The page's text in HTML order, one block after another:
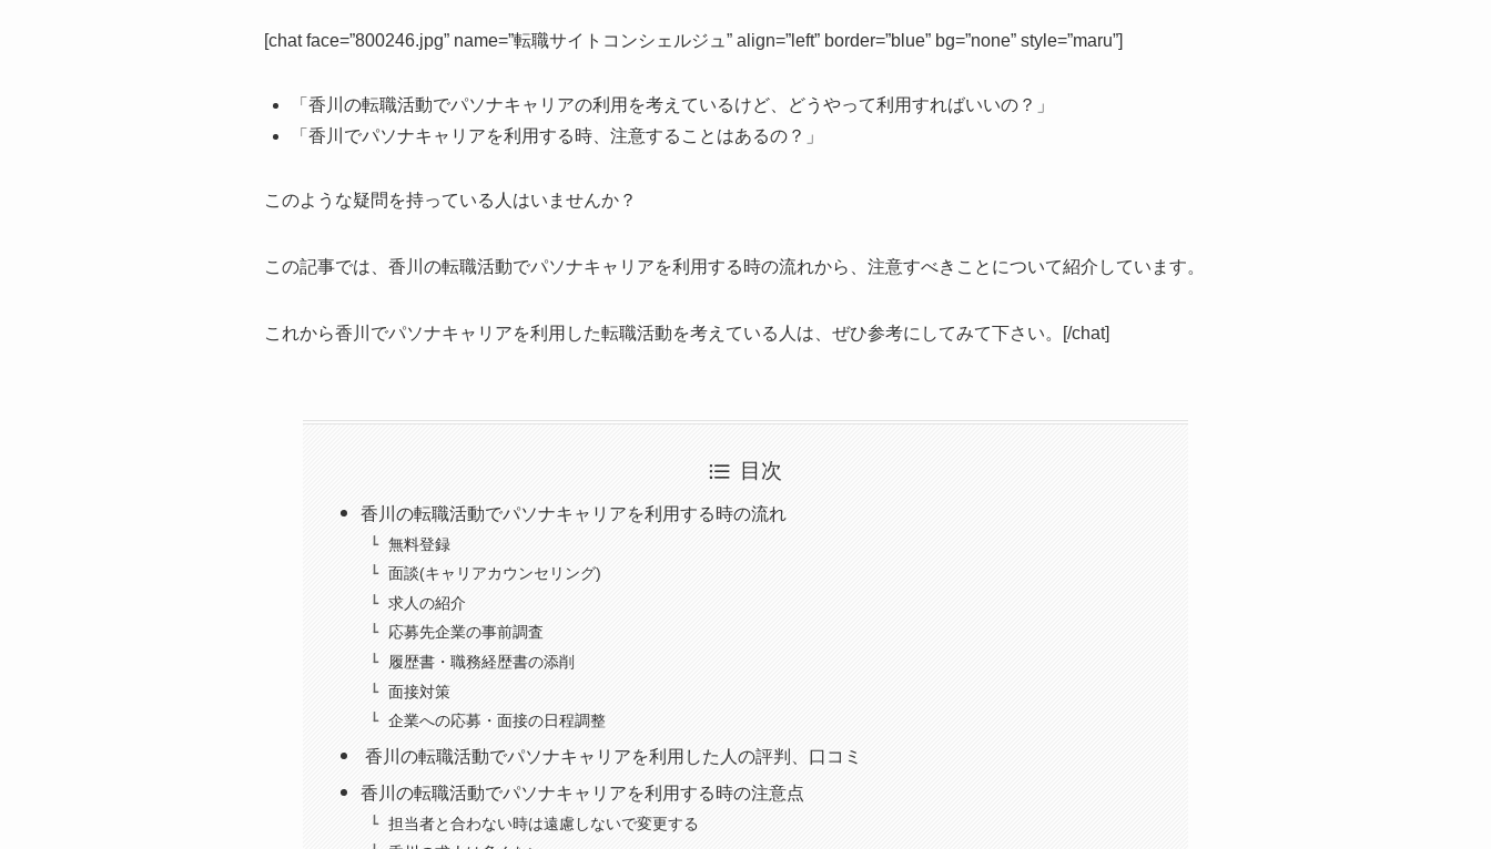
[chat face=”800246.jpg” name=”転職サイトコンシェルジュ” align=”left” border=”blue” bg=”none” style=”maru”]
「香川の転職活動でパソナキャリアの利用を考えているけど、どうやって利用すればいいの？」
「香川でパソナキャリアを利用する時、注意することはあるの？」
このような疑問を持っている人はいませんか？
この記事では、香川の転職活動でパソナキャリアを利用する時の流れから、注意すべきことについて紹介しています。
これから香川でパソナキャリアを利用した転職活動を考えている人は、ぜひ参考にしてみて下さい。[/chat]
目次
香川の転職活動でパソナキャリアを利用する時の流れ
無料登録
面談(キャリアカウンセリング)
求人の紹介
応募先企業の事前調査
履歴書・職務経歴書の添削
面接対策
企業への応募・面接の日程調整
香川の転職活動でパソナキャリアを利用した人の評判、口コミ
香川の転職活動でパソナキャリアを利用する時の注意点
担当者と合わない時は遠慮しないで変更する